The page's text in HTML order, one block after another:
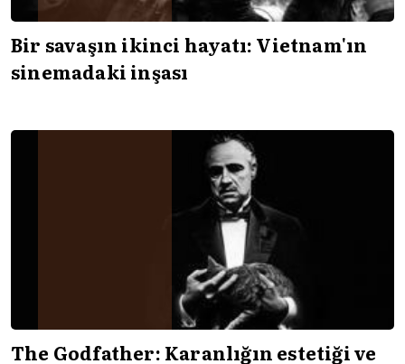
Bir savaşın ikinci hayatı: Vietnam'ın
sinemadaki inşası
The Godfather: Karanlığın estetiği ve